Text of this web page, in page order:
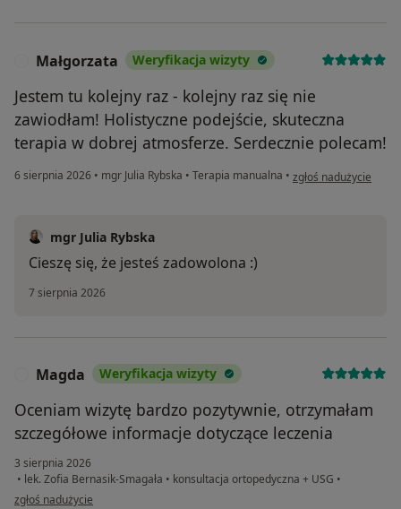
Małgorzata Weryfikacja wizyty
Jestem tu kolejny raz - kolejny raz się nie
zawiodłam! Holistyczne podejście, skuteczna
terapia w dobrej atmosferze. Serdecznie polecam!
6 sierpnia 2026 • mgr Julia Rybska • Terapia manualna • w opinii użytkownika
zgłoś nadużycie
mgr Julia Rybska
Cieszę się, że jesteś zadowolona :)
7 sierpnia 2026
Magda Weryfikacja wizyty
Oceniam wizytę bardzo pozytywnie, otrzymałam
szczegółowe informacje dotyczące leczenia
3 sierpnia 2026
• lek. Zofia Bernasik-Smagała • konsultacja ortopedyczna + USG •
w opinii użytkownika Magda
zgłoś nadużycie